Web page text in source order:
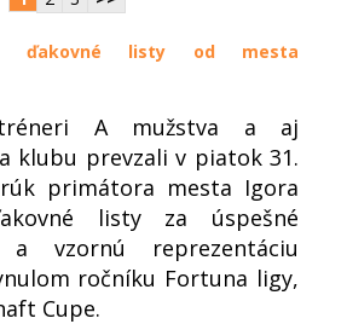
ďakovné listy od mesta
A mužstva a aj
klubu prevzali v piatok 31.
primátora mesta Igora
listy za úspešné
a vzornú reprezentáciu
ročníku Fortuna ligy,
Cupe.